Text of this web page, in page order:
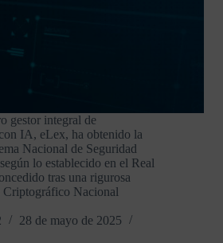
gestor integral de
IA, eLex, ha obtenido la
Nacional de Seguridad
lo establecido en el Real
tras una rigurosa
Criptográfico Nacional
28 de mayo de 2025